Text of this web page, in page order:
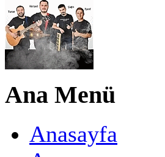
Ana Menü
Anasayfa